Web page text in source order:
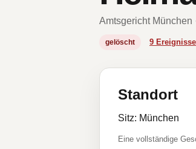
Amtsgericht München
gelöscht 9
Standort
Sitz: München
Eine vollständige